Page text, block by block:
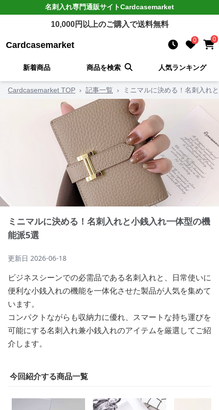
名刺入れ専門通販サイトCardcasemarket
10,000円以上のご購入で送料無料
Cardcasemarket 0 0
新着商品 商品を検索 人気ランキング
Cardcasemarket TOP › 記事一覧 › ミニマルに決める！名刺入れ
ミニマルに決める！名刺入れと小銭入れ一体型の機
能派5選
更新日 2026-06-18
ビジネスシーンでの必需品である名刺入れと、日常使いに
便利な小銭入れの機能を一体化させた製品が人気を集めて
います。
コンパクトながらも収納力に優れ、スマートな持ち運びを
可能にする名刺入れ兼小銭入れのアイテムを厳選してご紹
介します。
今回紹介する商品一覧